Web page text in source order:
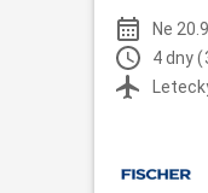
Ne
4 dny